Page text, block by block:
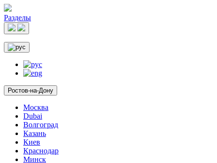
Разделы
Ростов-на-Дону
Москва
Dubai
Волгоград
Казань
Киев
Краснодар
Минск